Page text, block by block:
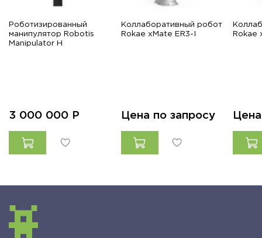
Роботизированный
манипулятор Robotis
Manipulator H
3 000 000 Р
Коллаборативный робот
Rokae xMate ER3-I
Цена по запросу
Rokae